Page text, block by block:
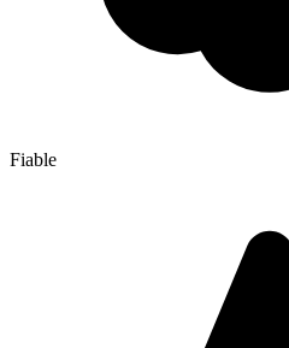
Fiable